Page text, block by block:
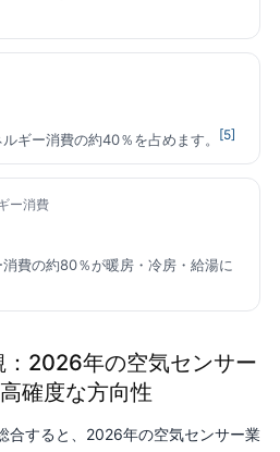
ギー消費の約40％を占めます。 [5]
ー消費
費の約80％が暖房・冷房・給湯に
：2026年の空気センサー
確度な方向性
合すると、2026年の空気センサー業